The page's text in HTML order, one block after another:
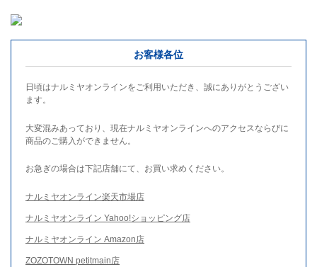
お客様各位
日頃はナルミヤオンラインをご利用いただき、誠にありがとうござい
ます。
大変混みあっており、現在ナルミヤオンラインへのアクセスならびに
商品のご購入ができません。
お急ぎの場合は下記店舗にて、お買い求めください。
ナルミヤオンライン楽天市場店
ナルミヤオンライン Yahoo!ショッピング店
ナルミヤオンライン Amazon店
ZOZOTOWN petitmain店